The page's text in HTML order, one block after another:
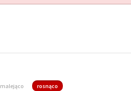
malejąco rosnąco